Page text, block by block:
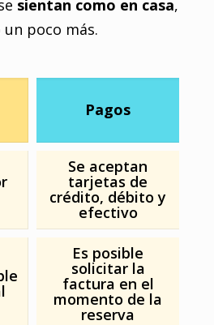
sientan como en casa,
un poco más.
Pagos
Se aceptan
tarjetas de
crédito, débito y
efectivo
Es posible
solicitar la
factura en el
momento de la
reserva